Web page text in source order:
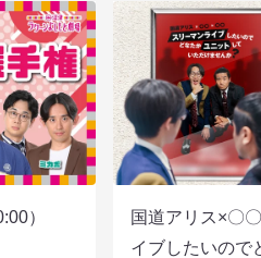
）
国道アリス×〇
イブしたいので